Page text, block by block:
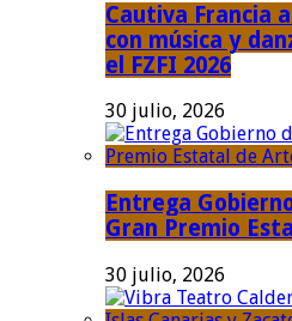
Cautiva Francia
con música y
el FZFI 2026
30 julio, 2026
Entrega
Gran Premio
30 julio, 2026